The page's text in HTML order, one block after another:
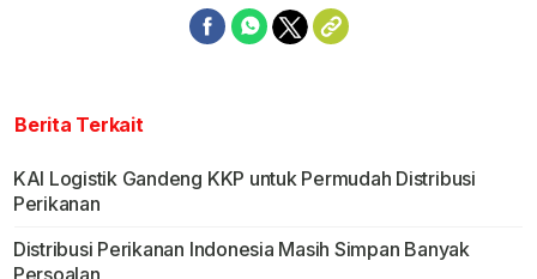
Berita Terkait
KAI Logistik Gandeng KKP untuk Permudah Distribusi
Perikanan
Distribusi Perikanan Indonesia Masih Simpan Banyak